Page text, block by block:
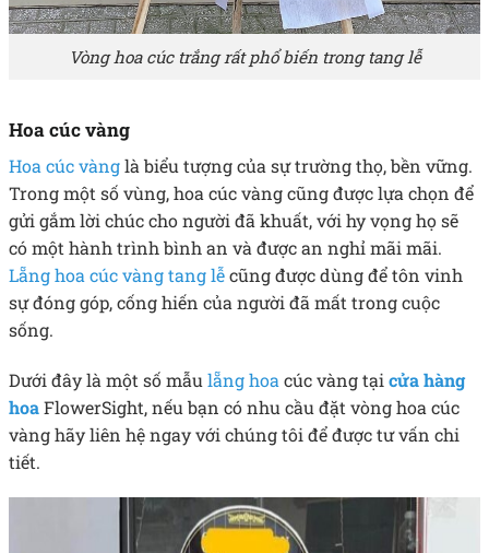
Vòng hoa cúc trắng rất phổ biến trong tang lễ
Hoa cúc vàng
Hoa cúc vànglà biểu tượng của sự trường thọ, bền vững.
Trong một số vùng, hoa cúc vàng cũng được lựa chọn để
gửi gắm lời chúc cho người đã khuất, với hy vọng họ sẽ
có một hành trình bình an và được an nghỉ mãi mãi.
Lẵng hoa cúc vàng tang lễcũng được dùng để tôn vinh
sự đóng góp, cống hiến của người đã mất trong cuộc
sống.
Dưới đây là một số mẫu lẵng hoa cúc vàng tại cửa hàng
hoaFlowerSight, nếu bạn có nhu cầu đặt vòng hoa cúc
vàng hãy liên hệ ngay với chúng tôi để được tư vấn chi
tiết.